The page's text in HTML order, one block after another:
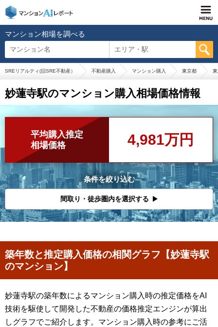
マンション相場を調べる
マンション名 エリア・駅
SREリアルティ(旧SRE不動産） 不動産購入 マンション購入 東京都
妙蓮寺駅のマンション購入相場価格情報
平均購入推定
相場価格
4,981万円
条件を絞り込む
間取り・徒歩圏内を選択する
築年数と推定購入価格の相関グラフ【妙蓮寺駅
のマンション】
妙蓮寺駅の築年数によるマンション購入時の推定価格をAI
技術を駆使して開発した不動産の価格推定エンジンが算出
しグラフでご紹介します。マンション購入時の参考にご活